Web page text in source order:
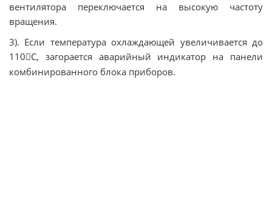
вентилятора переключается на высокую частоту
вращения.
3). Если температура охлаждающей увеличивается до
110C, загорается аварийный индикатор на панели
комбинированного блока приборов.